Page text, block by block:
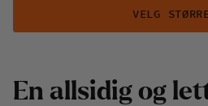
VELG
En allsidig og let